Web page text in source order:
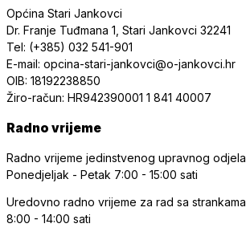
Općina Stari Jankovci
Dr. Franje Tuđmana 1, Stari Jankovci 32241
Tel: (+385) 032 541-901
E-mail: opcina-stari-jankovci@o-jankovci.hr
OIB: 18192238850
Žiro-račun: HR942390001 1 841 40007
Radno vrijeme
Radno vrijeme jedinstvenog upravnog odjela
Ponedjeljak - Petak 7:00 - 15:00 sati
Uredovno radno vrijeme za rad sa strankama
8:00 - 14:00 sati